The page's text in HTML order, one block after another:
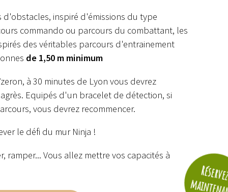
inspiré d'émissions du type
commando ou parcours du combattant, les
des véritables parcours d'entrainement
de 1,50 m minimum
à 30 minutes de Lyon vous devrez
Equipés d'un bracelet de détection, si
vous devrez recommencer.
le défi du mur Ninja !
ramper... Vous allez mettre vos capacités à